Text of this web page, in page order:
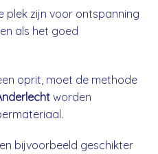
plek zijn voor ontspanning
als het goed
oprit, moet de methode
worden
bijvoorbeeld geschikter